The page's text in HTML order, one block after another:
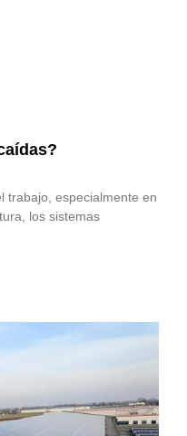
trabajo, especialmente en
los sistemas